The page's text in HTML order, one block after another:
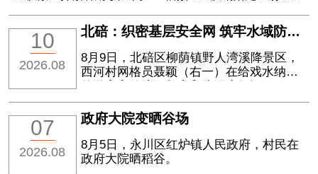
10
2026.08
北碚：织密基层安全网 筑牢水域防护
线
8月9日，北碚区柳荫镇野人湾溪降景区，
西河村网格员聂颖（右一）在给戏水纳凉
07
2026.08
政府大院变晒谷场
8月5日，永川区红炉镇人民政府，村民在
政府大院晒稻谷。